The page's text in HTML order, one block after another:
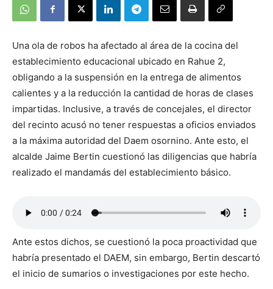
Una ola de robos ha afectado al área de la cocina del
establecimiento educacional ubicado en Rahue 2,
obligando a la suspensión en la entrega de alimentos
calientes y a la reducción la cantidad de horas de clases
impartidas. Inclusive, a través de concejales, el director
del recinto acusó no tener respuestas a oficios enviados
a la máxima autoridad del Daem osornino. Ante esto, el
alcalde Jaime Bertin cuestionó las diligencias que habría
realizado el mandamás del establecimiento básico.
Ante estos dichos, se cuestionó la poca proactividad que
habría presentado el DAEM, sin embargo, Bertin descartó
el inicio de sumarios o investigaciones por este hecho.